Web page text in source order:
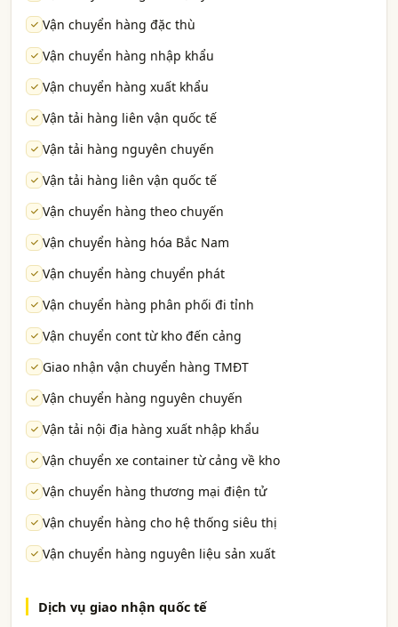
Vận chuyển hàng đặc thù
Vận chuyển hàng nhập khẩu
Vận chuyển hàng xuất khẩu
Vận tải hàng liên vận quốc tế
Vận tải hàng nguyên chuyến
Vận tải hàng liên vận quốc tế
Vận chuyển hàng theo chuyến
Vận chuyển hàng hóa Bắc Nam
Vận chuyển hàng chuyển phát
Vận chuyển hàng phân phối đi tỉnh
Vận chuyển cont từ kho đến cảng
Giao nhận vận chuyển hàng TMĐT
Vận chuyển hàng nguyên chuyến
Vận tải nội địa hàng xuất nhập khẩu
Vận chuyển xe container từ cảng về kho
Vận chuyển hàng thương mại điện tử
Vận chuyển hàng cho hệ thống siêu thị
Vận chuyển hàng nguyên liệu sản xuất
Dịch vụ giao nhận quốc tế